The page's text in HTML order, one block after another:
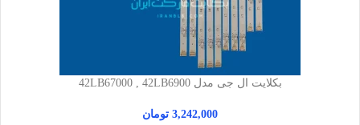
بکلایت ال جی مدل 42LB67000 , 42LB6900
3,242,000 تومان